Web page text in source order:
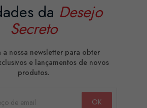
da Desejo
Secreto
a nossa newsletter para obter
e lançamentos de novos
produtos.